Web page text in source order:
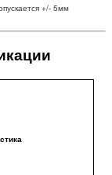
+/- 5мм